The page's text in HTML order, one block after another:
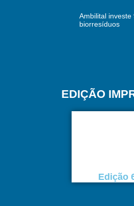
Ambilital
biorresíduos
EDIÇÃO
Edição